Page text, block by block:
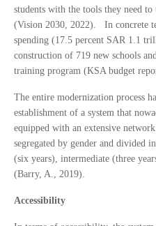
students with the tools they need
(Vision 2030, 2022). In concrete
spending (17.5 percent SAR 1.1
construction of 719 new schools
training program (KSA budget
The entire modernization process
establishment of a system that
equipped with an extensive
segregated by gender and divided
(six years), intermediate (three
(Barry, A., 2019).
Accessibility